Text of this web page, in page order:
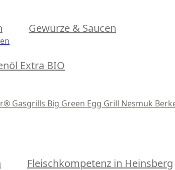
Gewürze & Saucen
Extra BIO
Gasgrills Big Green Egg Grill Nesmuk
Fleischkompetenz in Heinsberg